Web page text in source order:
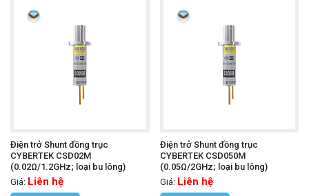
Điện trở Shunt đồng trục
CYBERTEK CSD02M
(0.02Ω/1.2GHz; loại bu lông)
Giá: Liên hệ
Điện trở Shunt đồng trục
CYBERTEK CSD050M
(0.05Ω/2GHz; loại bu lông)
Giá: Liên hệ